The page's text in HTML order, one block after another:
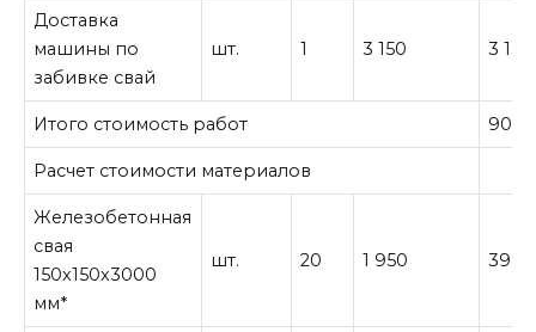
Доставка
машины по
забивке свай
шт. 1 3 150 3 150
Итого стоимость работ 90
Расчет стоимости материалов
Железобетонная
свая
150х150х3000
мм*
шт. 20 1 950 39